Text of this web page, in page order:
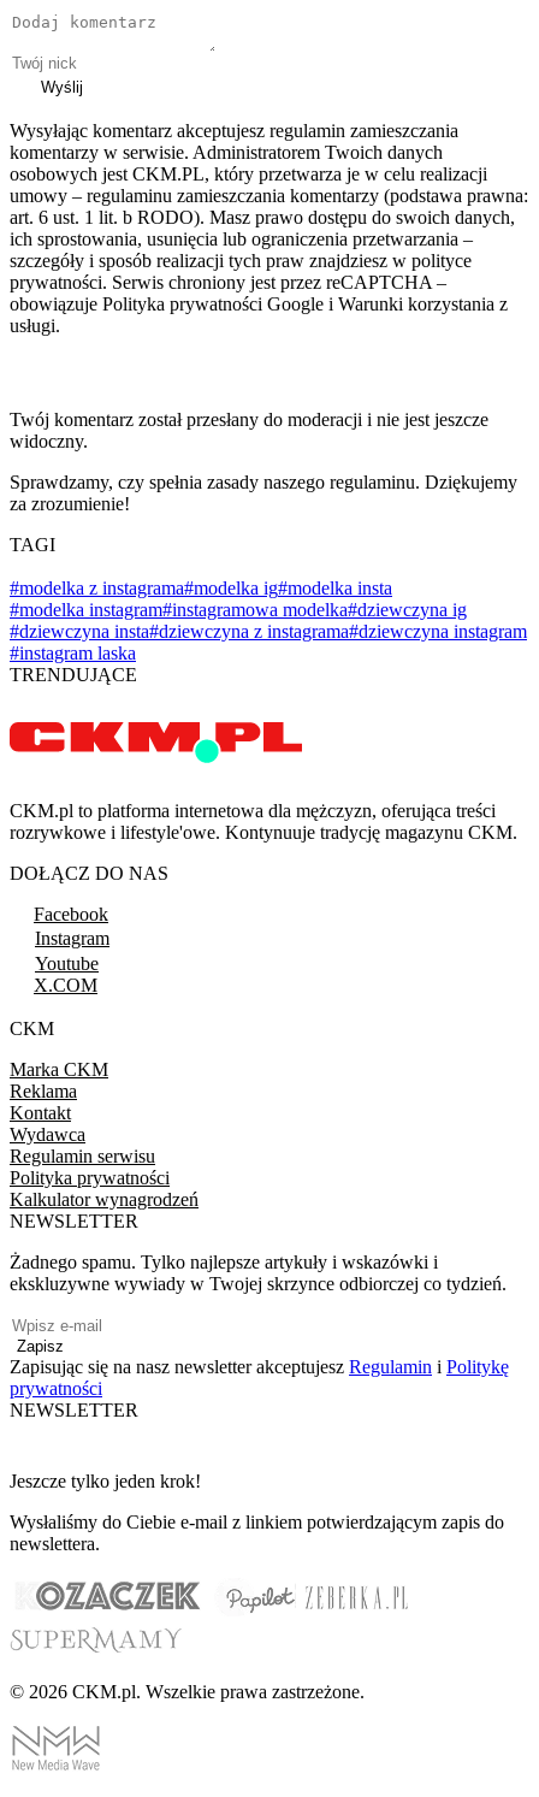
Wyślij
Wysyłając komentarz akceptujesz regulamin zamieszczania
komentarzy w serwisie. Administratorem Twoich danych
osobowych jest CKM.PL, który przetwarza je w celu realizacji
umowy – regulaminu zamieszczania komentarzy (podstawa prawna:
art. 6 ust. 1 lit. b RODO). Masz prawo dostępu do swoich danych,
ich sprostowania, usunięcia lub ograniczenia przetwarzania –
szczegóły i sposób realizacji tych praw znajdziesz w polityce
prywatności. Serwis chroniony jest przez reCAPTCHA –
obowiązuje Polityka prywatności Google i Warunki korzystania z
usługi.
Twój komentarz został przesłany do moderacji i nie jest jeszcze
widoczny.
Sprawdzamy, czy spełnia zasady naszego regulaminu. Dziękujemy
za zrozumienie!
TAGI
#modelka z instagrama#modelka ig#modelka insta
#modelka instagram#instagramowa modelka#dziewczyna ig
#dziewczyna insta#dziewczyna z instagrama#dziewczyna instagram
#instagram laska
TRENDUJĄCE
CKM.pl to platforma internetowa dla mężczyzn, oferująca treści
rozrywkowe i lifestyle'owe. Kontynuuje tradycję magazynu CKM.
DOŁĄCZ DO NAS
Facebook
Instagram
Youtube
X.COM
CKM
Marka CKM
Reklama
Kontakt
Wydawca
Regulamin serwisu
Polityka prywatności
Kalkulator wynagrodzeń
NEWSLETTER
Żadnego spamu. Tylko najlepsze artykuły i wskazówki i
ekskluzywne wywiady w Twojej skrzynce odbiorczej co tydzień.
Zapisz
Zapisując się na nasz newsletter akceptujesz Regulamin i Politykę
prywatności
NEWSLETTER
Jeszcze tylko jeden krok!
Wysłaliśmy do Ciebie e-mail z linkiem potwierdzającym zapis do
newslettera.
© 2026 CKM.pl. Wszelkie prawa zastrzeżone.